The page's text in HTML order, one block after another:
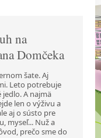
na
Domčeka
šate. Aj
Leto potrebuje
A najmä
len o výživu a
aj o sústo pre
myseľ... Nuž a
prečo sme do